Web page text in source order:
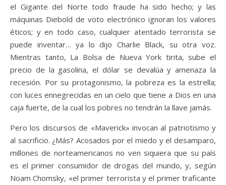
el Gigante del Norte todo fraude ha sido hecho; y las
máquinas Diebold de voto electrónico ignoran los valores
éticos; y en todo caso, cualquier atentado terrorista se
puede inventar… ya lo dijo Charlie Black, su otra voz.
Mientras tanto, La Bolsa de Nueva York tirita, sube el
precio de la gasolina, el dólar se devalúa y amenaza la
recesión. Por su protagonismo, la pobreza es la estrella;
con luces ennegrecidas en un cielo que tiene a Dios en una
caja fuerte, de la cual los pobres no tendrán la llave jamás.
Pero los discursos de «Maverick» invocan al patriotismo y
al sacrificio. ¿Más? Acosados por el miedo y el desamparo,
millones de norteamericanos no ven siquiera que su país
es el primer consumidor de drogas del mundo, y, según
Noam Chomsky, «el primer terrorista y el primer traficante